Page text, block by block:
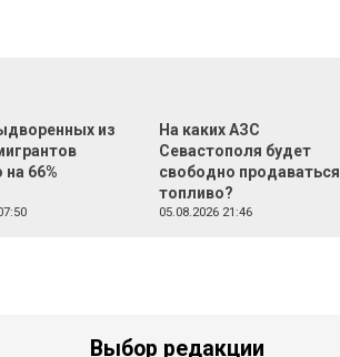
из
66%
На каких АЗС
Севастополя будет
свободно продаваться
топливо?
05.08.2026 21:46
Выбор редакции